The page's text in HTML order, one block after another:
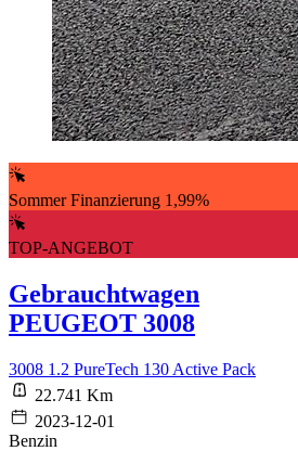
Sommer Finanzierung 1,99%
TOP-ANGEBOT
Gebrauchtwagen
PEUGEOT 3008
3008 1.2 PureTech 130 Active Pack
22.741 Km
2023-12-01
Benzin